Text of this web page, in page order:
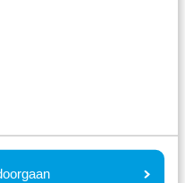
in
verschillende